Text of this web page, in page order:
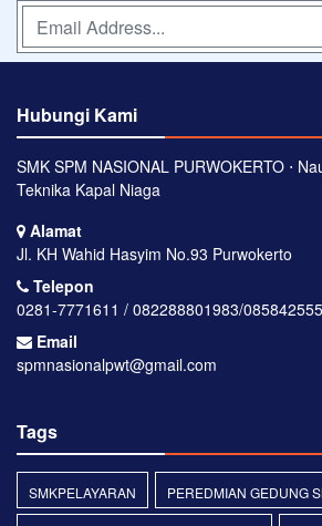
Hubungi Kami
SMK SPM NASIONAL PURWOKERTO ⋅
Teknika Kapal Niaga
Alamat
Jl. KH Wahid Hasyim No.93 Purwokerto
Telepon
0281-7771611 / 082288801983/
Email
spmnasionalpwt@gmail.com
Tags
SMKPELAYARAN PEREDMIAN GEDUNG